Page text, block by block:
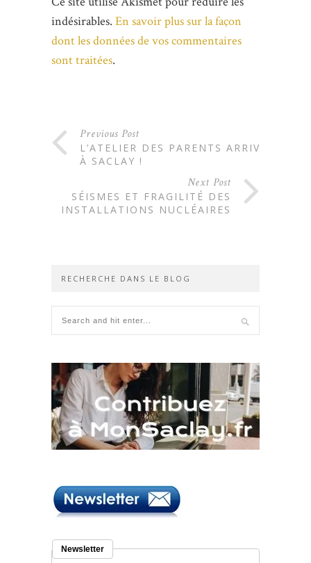
indésirables. En savoir plus sur la façon
dont les données de vos commentaires
sont traitées.
Previous Post
L’ATELIER DES PARENTS ARRIVE
À SACLAY !
Next Post
SÉISMES ET FRAGILITÉ DES
INSTALLATIONS NUCLÉAIRES
RECHERCHE DANS LE BLOG
Newsletter